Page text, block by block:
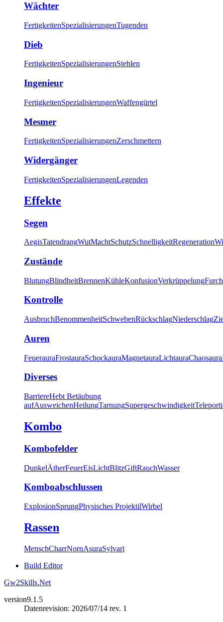
Wächter
FertigkeitenSpezialisierungenTugenden
Dieb
FertigkeitenSpezialisierungenStehlen
Ingenieur
FertigkeitenSpezialisierungenWaffengürtel
Mesmer
FertigkeitenSpezialisierungenZerschmettern
Widergänger
FertigkeitenSpezialisierungenLegenden
Effekte
Segen
AegisTatendrangWutMachtSchutzSchnelligkeitRegeneration
Zustände
BlutungBlindheitBrennenKühleKonfusionVerkrüppelung
Kontrolle
AusbruchBenommenheitSchwebenRückschlagNiederschlag
Auren
FeuerauraFrostauraSchockauraMagnetauraLichtauraChaosaura
Diverses
BarriereHebt Betäubung
aufAusweichenHeilungTarnungSupergeschwindigkeit
Kombo
Kombofelder
DunkelÄtherFeuerEisLichtBlitzGiftRauchWasser
Komboabschlussen
ExplosionSprungPhysisches ProjektilWirbel
Rassen
MenschCharrNornAsuraSylvari
Build Editor
Gw2Skills.Net
version9.1.5
Datenrevision: 2026/07/14 rev. 1